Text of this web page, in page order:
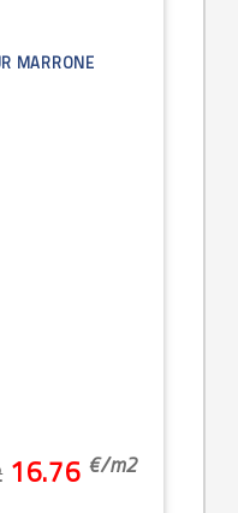
MARRONE
16.76 €/m2